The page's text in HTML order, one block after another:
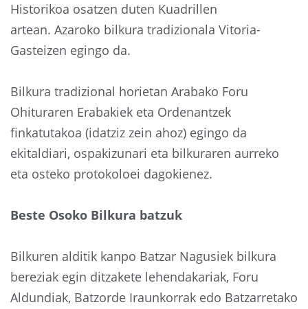
Historikoa osatzen duten Kuadrillen
artean. Azaroko bilkura tradizionala Vitoria-
Gasteizen egingo da.
Bilkura tradizional horietan Arabako Foru
Ohituraren Erabakiek eta Ordenantzek
finkatutakoa (idatziz zein ahoz) egingo da
ekitaldiari, ospakizunari eta bilkuraren aurreko
eta osteko protokoloei dagokienez.
Beste Osoko Bilkura batzuk
Bilkuren alditik kanpo Batzar Nagusiek bilkura
bereziak egin ditzakete lehendakariak, Foru
Aldundiak, Batzorde Iraunkorrak edo Batzarretako